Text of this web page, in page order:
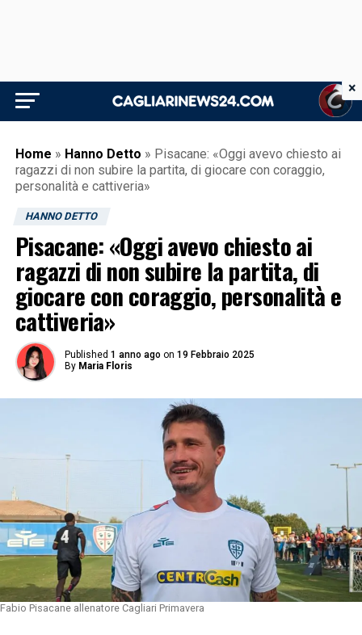
Home » Hanno Detto » Pisacane: «Oggi avevo chiesto ai
ragazzi di non subire la partita, di giocare con coraggio,
personalità e cattiveria»
HANNO DETTO
Pisacane: «Oggi avevo chiesto ai
ragazzi di non subire la partita, di
giocare con coraggio, personalità e
cattiveria»
Published 1 anno ago on 19 Febbraio 2025
By Maria Floris
Fabio Pisacane allenatore Cagliari Primavera
×